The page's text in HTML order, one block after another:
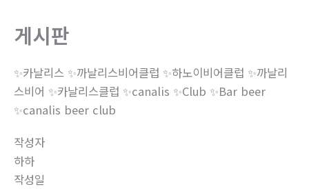
게시판
✨카날리스 ✨까날리스비어클럽 ✨하노이비어클럽 ✨까날리
스비어 ✨카날리스클럽 ✨canalis ✨Club ✨Bar beer
✨canalis beer club
작성자
하하
작성일